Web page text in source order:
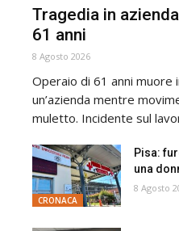
Tragedia in
61 anni
8 Agosto 2026
Operaio di 61 anni muore
un’azienda mentre
muletto. Incidente sul
CRONACA
Pisa:
una
8 Agosto